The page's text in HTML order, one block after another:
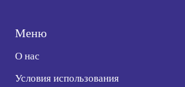
Меню
О нас
Условия использования